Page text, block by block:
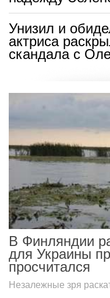
Унизил и
актриса
скандала с
В Финляндии
для Украины
просчитался
Незалежные зря